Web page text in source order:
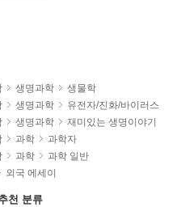
생명과학
생물학
생명과학
유전자/진화/바이러스
생명과학
재미있는 생명이야기
과학
과학자
과학
과학 일반
외국 에세이
천 분류